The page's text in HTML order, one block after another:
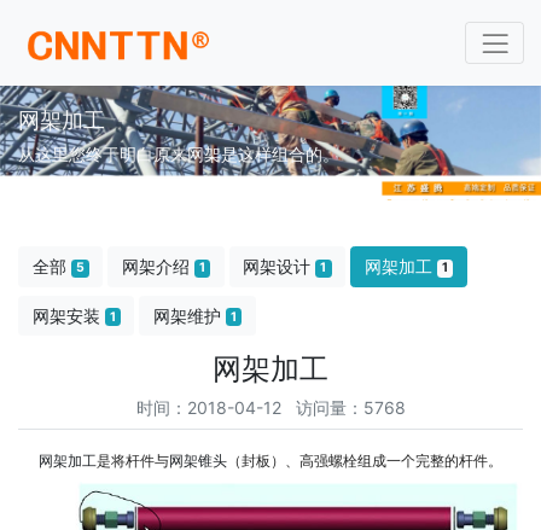
网架加工
从这里您终于明白原来网架是这样组合的。
全部 5 网架介绍 1 网架设计 1 网架加工 1
网架安装 1 网架维护 1
网架加工
时间：2018-04-12 访问量：5768
网架加工是将杆件与网架锥头 （封板）、高强螺栓组成一个完整的杆件。